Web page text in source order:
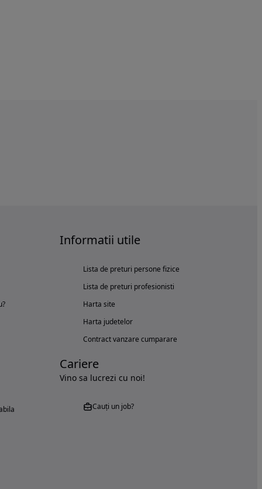
Informatii utile
Lista de preturi persone fizice
Lista de preturi profesionisti
Harta site
Harta judetelor
Contract vanzare cumparare
Cariere
Vino sa lucrezi cu noi!
Cauți un job?